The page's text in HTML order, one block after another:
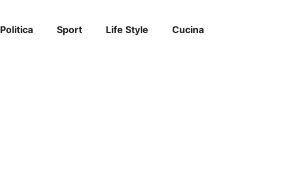
Politica Sport Life Style Cucina